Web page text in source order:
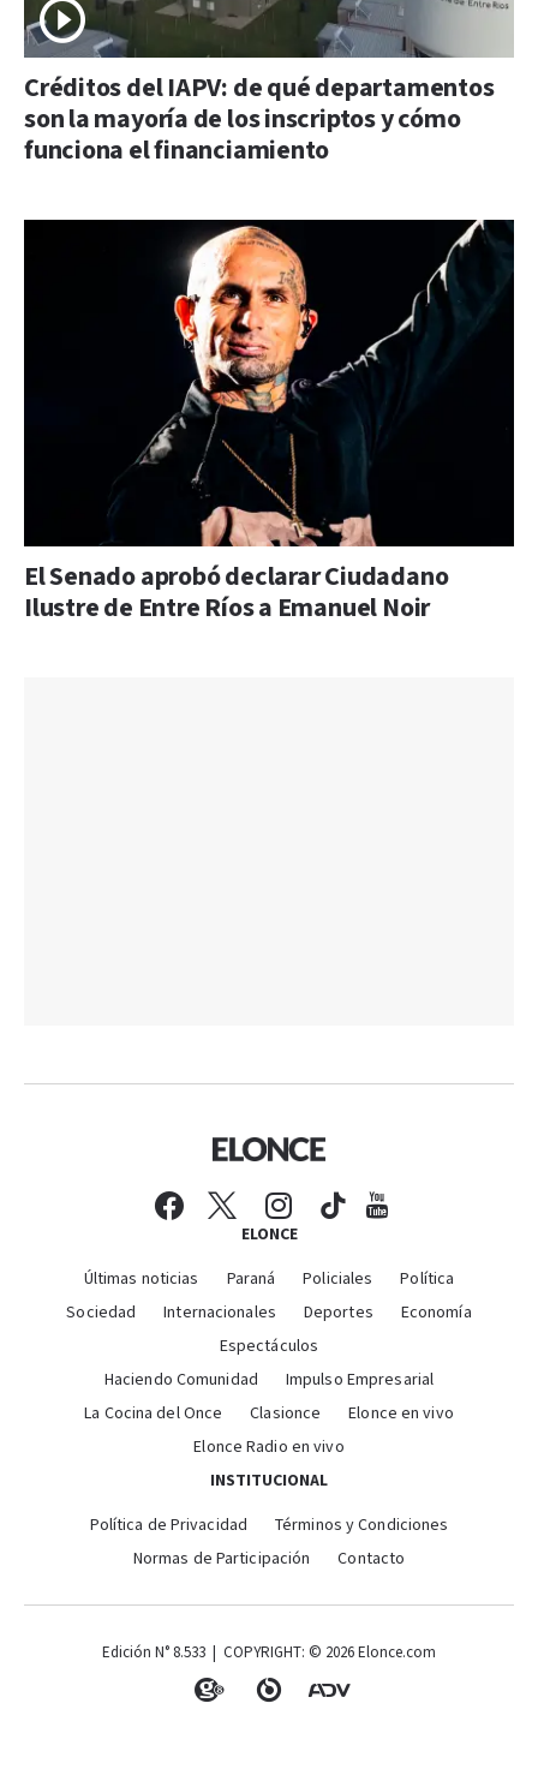
Créditos del IAPV: de qué departamentos
son la mayoría de los inscriptos y cómo
funciona el financiamiento
El Senado aprobó declarar Ciudadano
Ilustre de Entre Ríos a Emanuel Noir
ELONCE
Últimas noticias Paraná Policiales
Política
Sociedad
Internacionales Deportes
Economía
Espectáculos
Haciendo Comunidad
Impulso Empresarial
La Cocina del Once
Clasionce
Elonce en vivo
Elonce Radio en vivo
INSTITUCIONAL
Política de Privacidad
Términos y Condiciones
Normas de Participación
Contacto
Edición N° 8.533 | COPYRIGHT: © 2026 Elonce.com